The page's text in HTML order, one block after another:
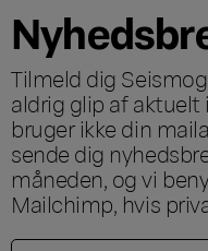
Tilmeld dig
aldrig glip af
bruger ikke din
sende dig
måneden, og vi
Mailchimp, hvis